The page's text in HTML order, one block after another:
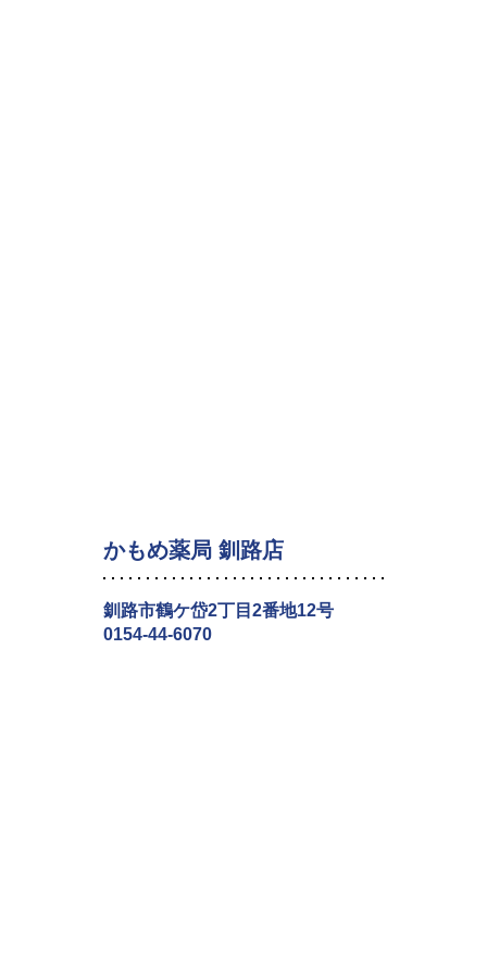
かもめ薬局 釧路店
釧路市鶴ケ岱2丁目2番地12号
0154-44-6070